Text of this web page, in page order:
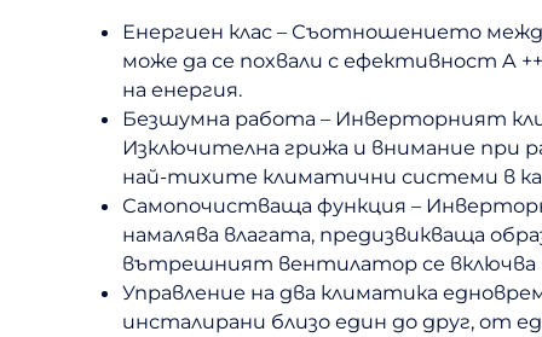
Енергиен клас – Съотношението
може да се похвали с ефективност A
на енергия.
Безшумна работа – Инверторният
Изключителна грижа и внимание при
най-тихите климатични системи в
Самопочистваща функция –
намалява влагата, предизвикваща
вътрешният вентилатор се включва
Управление на два климатика
инсталирани близо един до друг, от